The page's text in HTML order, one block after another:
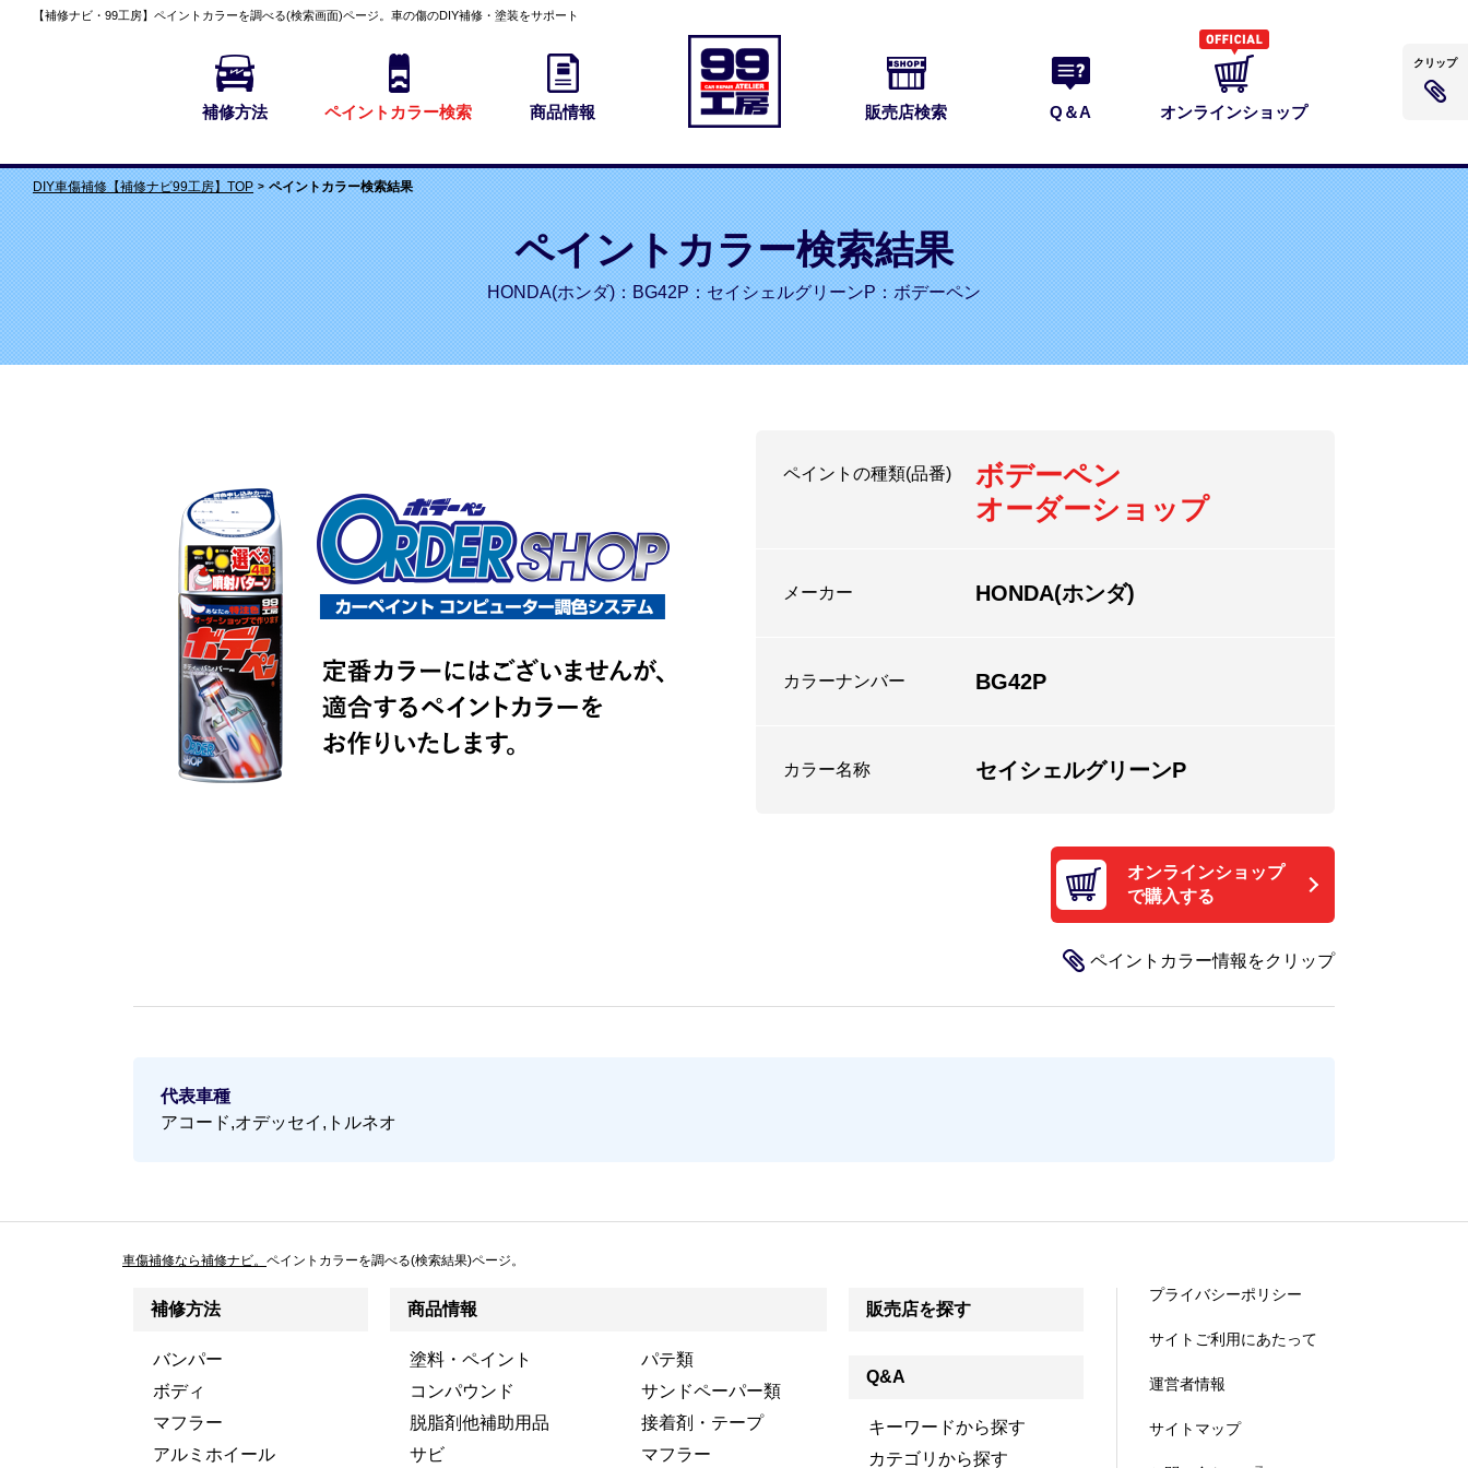
【補修ナビ・99工房】 ペイントカラーを調べる(検索画面)ページ。車の傷のDIY補修・塗装をサポート
補修方法 ペイントカラー検索 商品情報 販売店検索 Q＆A オンラインショップ
DIY車傷補修【補修ナビ99工房】TOP ペイントカラー検索結果
ペイントカラー検索結果
HONDA(ホンダ)：BG42P：セイシェルグリーンP：ボデーペン
ペイントの種類(品番)
ボデーペン
オーダーショップ
メーカー HONDA(ホンダ)
カラーナンバー BG42P
カラー名称 セイシェルグリーンP
オンラインショップ
で購入する
代表車種
アコード,オデッセイ,トルネオ
車傷補修なら補修ナビ。 ペイントカラーを調べる(検索結果)ページ。
補修方法
バンパー
ボディ
マフラー
アルミホイール
商品情報
塗料・ペイント
パテ類
コンパウンド
サンドペーパー類
脱脂剤他補助用品
接着剤・テープ
サビ
マフラー
販売店を探す
Q&A
キーワードから探す
カテゴリから探す
プライバシーポリシー
サイトご利用にあたって
運営者情報
サイトマップ
クリップ